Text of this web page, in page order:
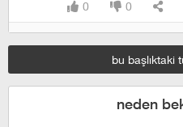
0 0
bu başlıktaki
neden